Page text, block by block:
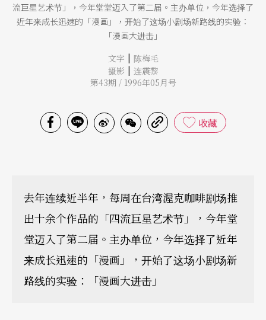
流巨星艺术节」，今年堂堂迈入了第二届。主办单位，今年选择了
近年来成长迅速的「漫画」，开始了这场小剧场新路线的实验：
「漫画大进击」
文字 | 陈梅毛
摄影 | 连震黎
第43期 / 1996年05月号
收藏
去年连续近半年，每周在台湾渥克咖啡剧场推
出十余个作品的「四流巨星艺术节」，今年堂
堂迈入了第二届。主办单位，今年选择了近年
来成长迅速的「漫画」，开始了这场小剧场新
路线的实验：「漫画大进击」